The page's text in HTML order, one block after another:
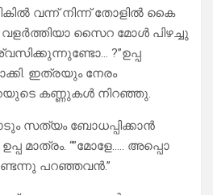
വന്ന് നിന്ന് തോളിൽ കൈ
വളർത്തിയാ സൈറ മോൾ പിഴച്ചു
?”ഉപ്പ
ഇത്രയും നേരം
കണ്ണുകൾ നിറഞ്ഞു.
സത്യം ബോധപ്പിക്കാൻ
മാത്രം. “”മോളേ….. അപ്പൊ
പറഞ്ഞവൻ.”